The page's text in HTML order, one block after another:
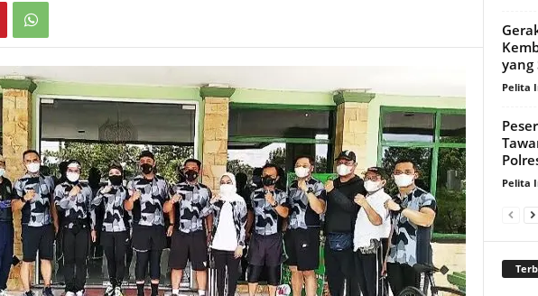
yang
Pelita
Pelita